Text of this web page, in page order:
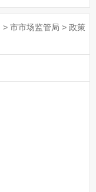
> 市市场监管局 > 政策